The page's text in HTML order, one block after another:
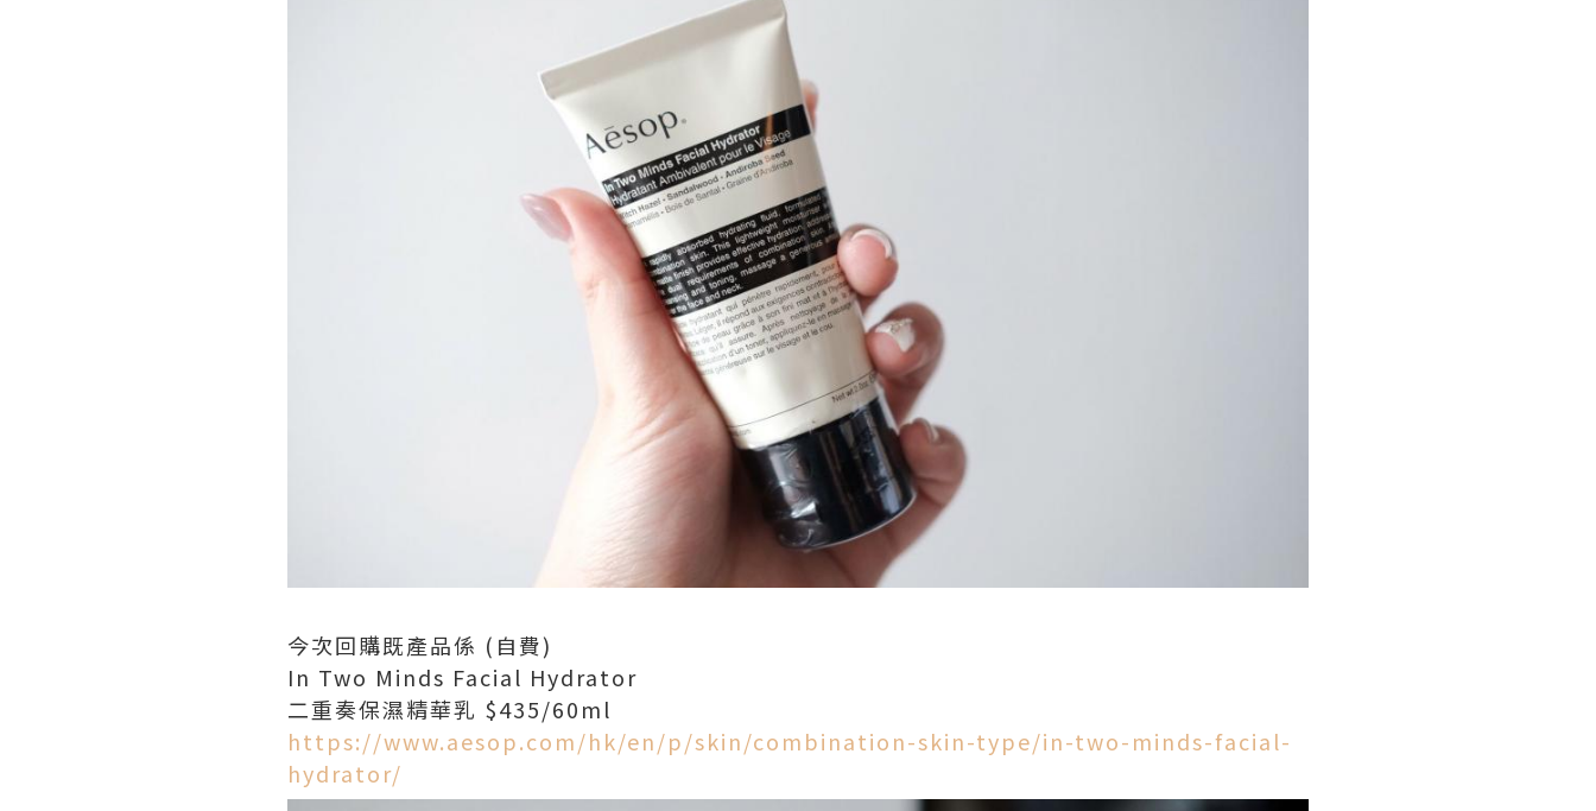
今次回購既產品係 (自費)
In Two Minds Facial Hydrator
二重奏保濕精華乳 $435/60ml
https://www.aesop.com/hk/en/p/skin/combination-skin-type/in-two-minds-facial-
hydrator/